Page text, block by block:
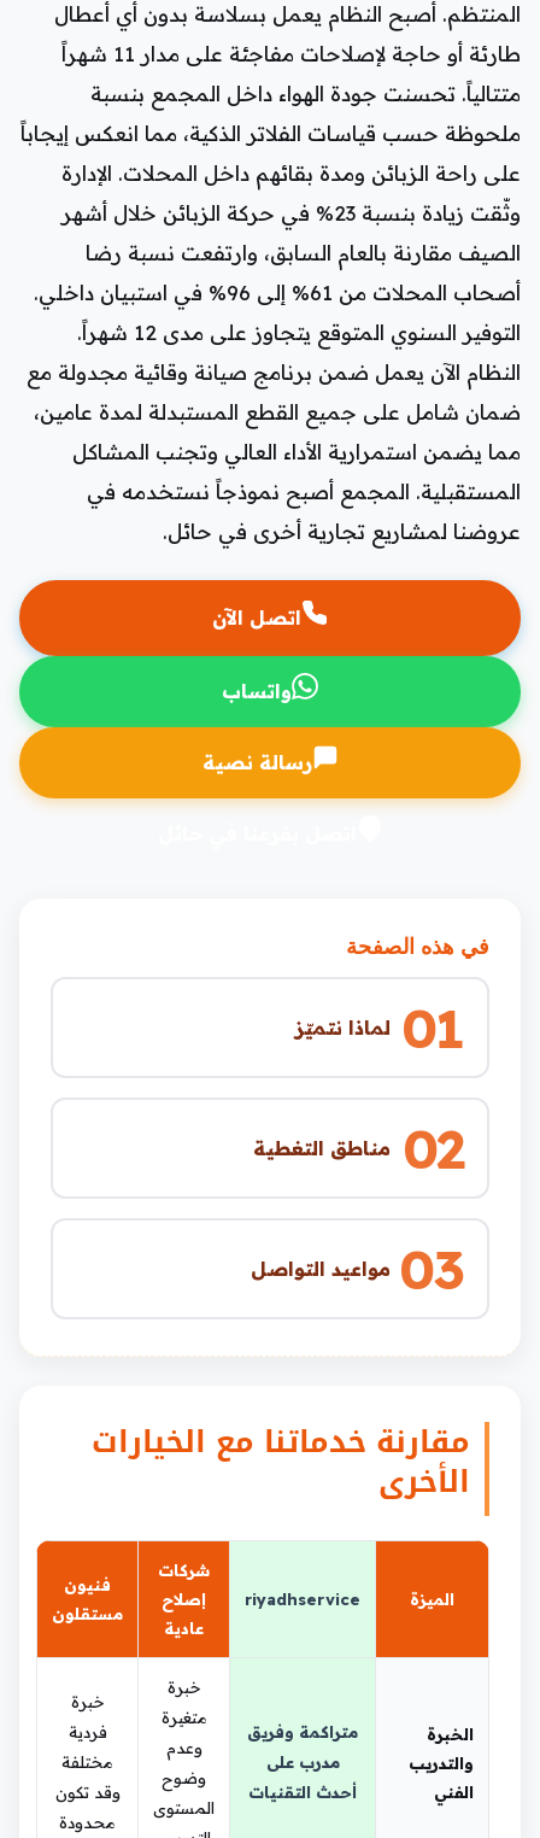
المنتظم. أصبح النظام يعمل بسلاسة بدون أي أعطال
طارئة أو حاجة لإصلاحات مفاجئة على مدار 11 شهراً
متتالياً. تحسنت جودة الهواء داخل المجمع بنسبة
ملحوظة حسب قياسات الفلاتر الذكية، مما انعكس إيجاباً
على راحة الزبائن ومدة بقائهم داخل المحلات. الإدارة
وثّقت زيادة بنسبة 23% في حركة الزبائن خلال أشهر
الصيف مقارنة بالعام السابق، وارتفعت نسبة رضا
أصحاب المحلات من 61% إلى 96% في استبيان داخلي.
التوفير السنوي المتوقع يتجاوز على مدى 12 شهراً.
النظام الآن يعمل ضمن برنامج صيانة وقائية مجدولة مع
ضمان شامل على جميع القطع المستبدلة لمدة عامين،
مما يضمن استمرارية الأداء العالي وتجنب المشاكل
المستقبلية. المجمع أصبح نموذجاً نستخدمه في
عروضنا لمشاريع تجارية أخرى في حائل.
اتصل الآن
واتساب
رسالة نصية
في هذه الصفحة
01 لماذا نتميّز
02 مناطق التغطية
03 مواعيد التواصل
مقارنة خدماتنا مع الخيارات
الأخرى
الميزة riyadhservice
شركات
إصلاح
عادية
فنيون
مستقلون
الخبرة
والتدريب
الفني
متراكمة وفريق
مدرب على
أحدث التقنيات
خبرة
متغيرة
وعدم
وضوح
المستوى
خبرة
فردية
مختلفة
وقد تكون
محدودة